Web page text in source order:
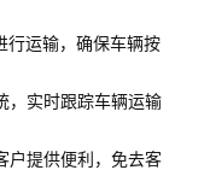
行运输，确保车辆按
，实时跟踪车辆运输
户提供便利，免去客